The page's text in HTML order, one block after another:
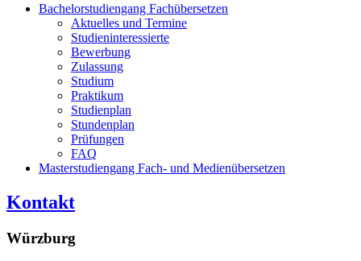
Bachelorstudiengang Fachübersetzen
Aktuelles und Termine
Studieninteressierte
Bewerbung
Zulassung
Studium
Praktikum
Studienplan
Stundenplan
Prüfungen
FAQ
Masterstudiengang Fach- und Medienübersetzen
Kontakt
Würzburg